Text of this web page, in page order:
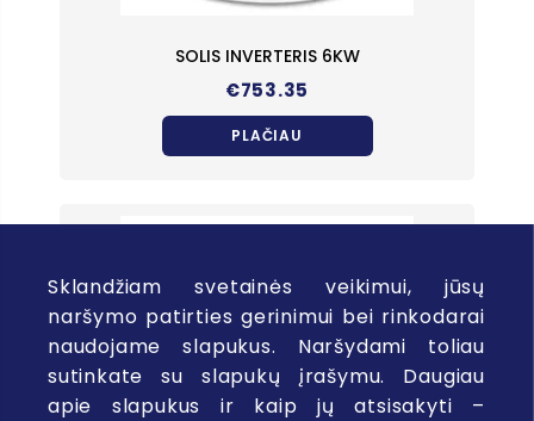
Sklandžiam svetainės veikimui, jūsų
naršymo patirties gerinimui bei rinkodarai
naudojame slapukus. Naršydami toliau
sutinkate su slapukų įrašymu. Daugiau
apie slapukus ir kaip jų atsisakyti –
SOLIS INVERTERIS 6KW
€753.35
PLAČIAU